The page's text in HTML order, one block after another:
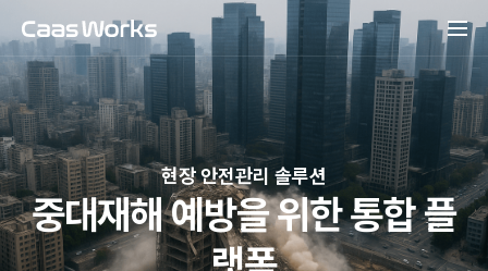
현장 안전관리 솔루션
중대재해 예방을 위한 통합 플